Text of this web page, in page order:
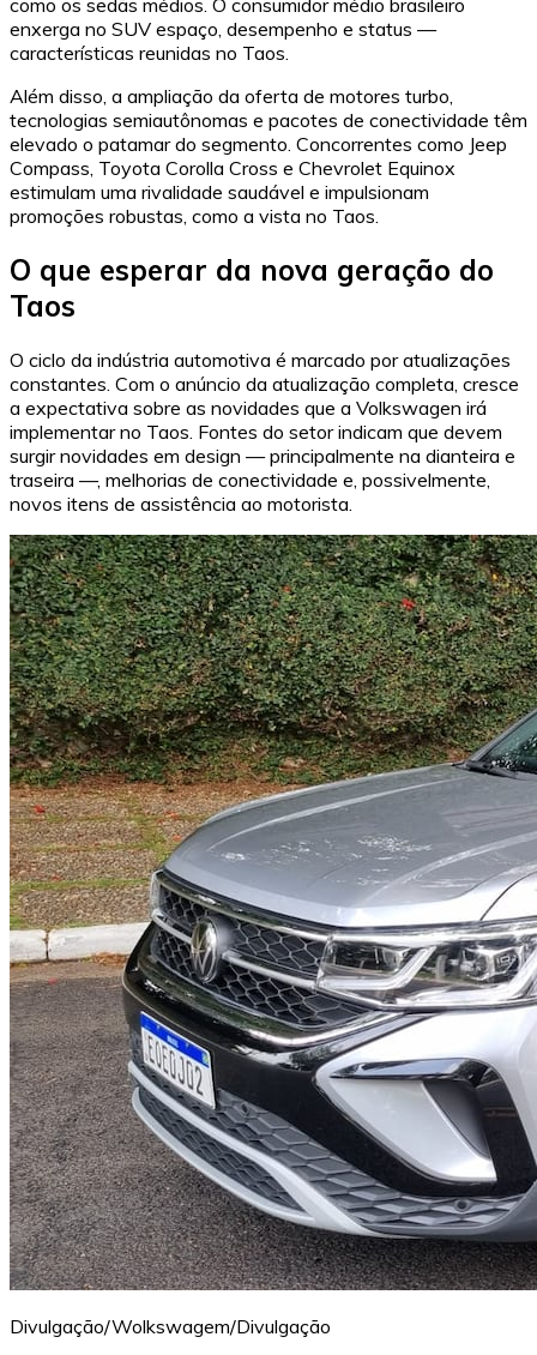
enxerga no SUV espaço, desempenho e status —
características reunidas no Taos.
Além disso, a ampliação da oferta de motores turbo,
tecnologias semiautônomas e pacotes de conectividade têm
elevado o patamar do segmento. Concorrentes como Jeep
Compass, Toyota Corolla Cross e Chevrolet Equinox
estimulam uma rivalidade saudável e impulsionam
promoções robustas, como a vista no Taos.
O que esperar da nova geração do
Taos
O ciclo da indústria automotiva é marcado por atualizações
constantes. Com o anúncio da atualização completa, cresce
a expectativa sobre as novidades que a Volkswagen irá
implementar no Taos. Fontes do setor indicam que devem
surgir novidades em design — principalmente na dianteira e
traseira —, melhorias de conectividade e, possivelmente,
novos itens de assistência ao motorista.
Divulgação/Wolkswagem/Divulgação